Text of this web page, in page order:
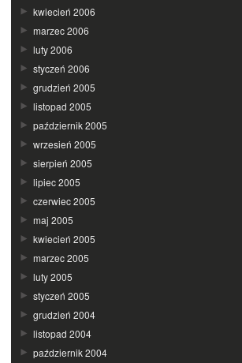
kwiecień 2006
marzec 2006
luty 2006
styczeń 2006
grudzień 2005
listopad 2005
październik 2005
wrzesień 2005
sierpień 2005
lipiec 2005
czerwiec 2005
maj 2005
kwiecień 2005
marzec 2005
luty 2005
styczeń 2005
grudzień 2004
listopad 2004
październik 2004